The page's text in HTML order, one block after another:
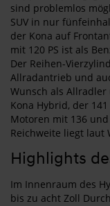
sind problemlos
SUV in nur
der Kona auf
mit 120 PS ist als
Der Reihen-
Allradantrieb und
Wunsch als
Kona Hybrid, der
Motoren mit 136 und
Reichweite liegt laut
Highlights
Im Innenraum des
bis zu acht Zoll